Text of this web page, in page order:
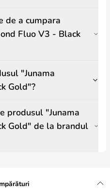
de a cumpara
Fluo V3 - Black
"Junama
Gold"?
produsul "Junama
Gold" de la brandul